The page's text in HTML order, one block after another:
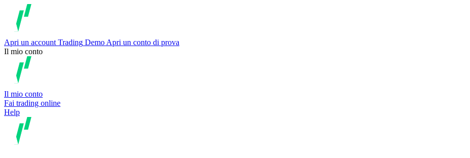
Apri un account Trading Demo Apri un conto di prova
Il mio conto
Il mio conto
Fai trading online
Help